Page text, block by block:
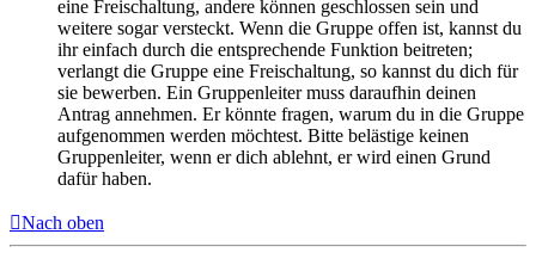
eine Freischaltung, andere können geschlossen sein und
weitere sogar versteckt. Wenn die Gruppe offen ist, kannst du
ihr einfach durch die entsprechende Funktion beitreten;
verlangt die Gruppe eine Freischaltung, so kannst du dich für
sie bewerben. Ein Gruppenleiter muss daraufhin deinen
Antrag annehmen. Er könnte fragen, warum du in die Gruppe
aufgenommen werden möchtest. Bitte belästige keinen
Gruppenleiter, wenn er dich ablehnt, er wird einen Grund
dafür haben.
Nach oben